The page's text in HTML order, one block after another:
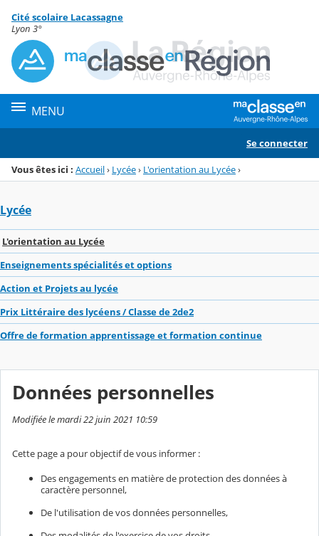
Menu de la rubrique
Contenu
Cité scolaire Lacassagne
Lyon 3°
MENU
Se connecter
Vous êtes ici : Accueil› Lycée› L'orientation au Lycée›
Lycée
L'orientation au Lycée
Enseignements spécialités et options
Action et Projets au lycée
Prix Littéraire des lycéens / Classe de 2de2
Offre de formation apprentissage et formation continue
Données personnelles
Modifiée le mardi 22 juin 2021 10:59
Cette page a pour objectif de vous informer :
Des engagements en matière de protection des données à
caractère personnel,
De l'utilisation de vos données personnelles,